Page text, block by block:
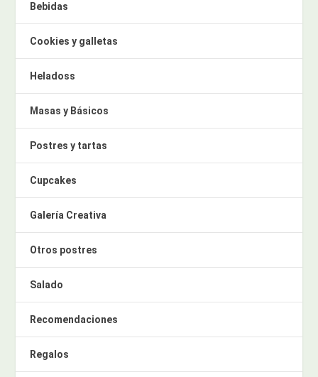
Bebidas
Cookies y galletas
Heladoss
Masas y Básicos
Postres y tartas
Cupcakes
Galería Creativa
Otros postres
Salado
Recomendaciones
Regalos